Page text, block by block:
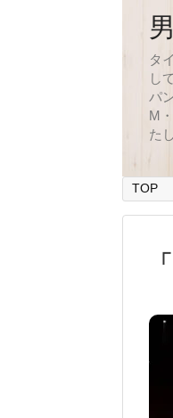
タ
し
パ
M
た
TOP